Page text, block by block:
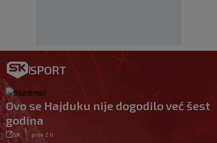
SPORT
Ovo se Hajduku nije dogodilo već šest
godina
SK prije 2 h